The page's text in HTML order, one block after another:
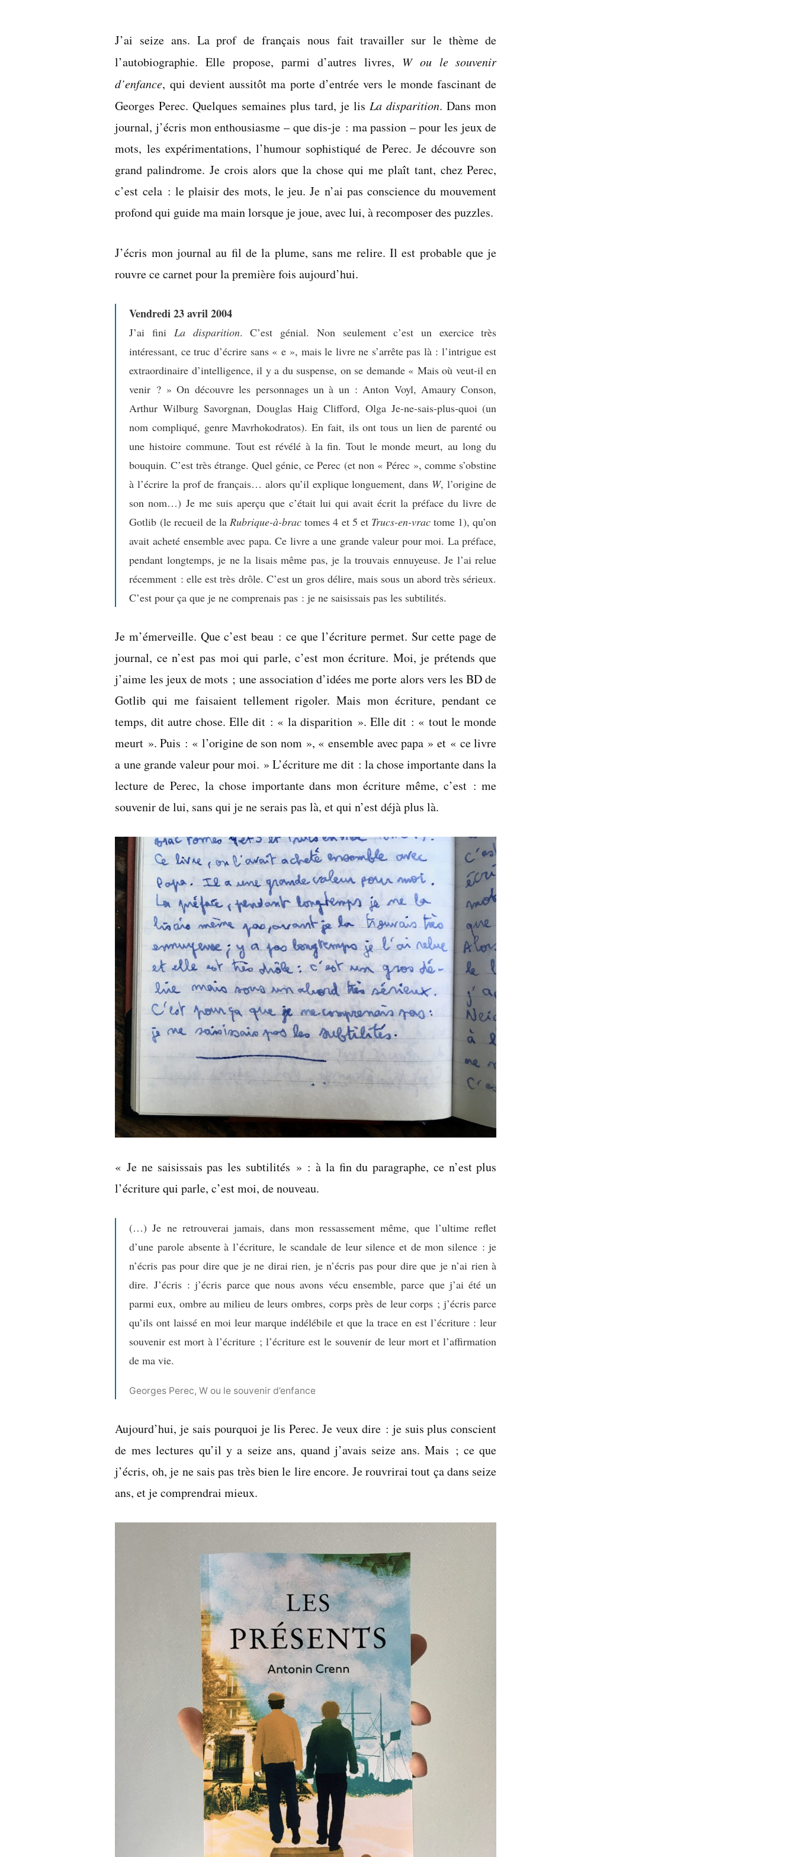
saisissais
subtilités
J’ai seize ans. La prof de français nous fait travailler sur le thème de
l’autobiographie. Elle propose, parmi d’autres livres, W ou le souvenir
d’enfance, qui devient aussitôt ma porte d’entrée vers le monde fascinant de
Georges Perec. Quelques semaines plus tard, je lisLa disparition. Dans mon
journal, j’écris mon enthousiasme – que dis-je : ma passion – pour les jeux de
mots, les expérimentations, l’humour sophistiqué de Perec. Je découvre son
grand palindrome. Je crois alors que la chose qui me plaît tant, chez Perec,
c’est cela : le plaisir des mots, le jeu. Je n’ai pas conscience du mouvement
profond qui guide ma main lorsque je joue, avec lui, à recomposer des puzzles.
J’écris mon journal au fil de la plume, sans me relire. Il est probable que je
rouvre ce carnet pour la première fois aujourd’hui.
Vendredi 23 avril 2004
J’ai fini La disparition. C’est génial. Non seulement c’est un exercice très
intéressant, ce truc d’écrire sans « e », mais le livre ne s’arrête pas là : l’intrigue est
extraordinaire d’intelligence, il y a du suspense, on se demande « Mais où veut-il en
venir ? » On découvre les personnages un à un : Anton Voyl, Amaury Conson,
Arthur Wilburg Savorgnan, Douglas Haig Clifford, Olga Je-ne-sais-plus-quoi (un
nom compliqué, genre Mavrhokodratos). En fait, ils ont tous un lien de parenté ou
une histoire commune. Tout est révélé à la fin. Tout le monde meurt, au long du
bouquin. C’est très étrange. Quel génie, ce Perec (et non « Pérec », comme s’obstine
à l’écrire la prof de français… alors qu’il explique longuement, dans W, l’origine de
son nom…) Je me suis aperçu que c’était lui qui avait écrit la préface du livre de
Gotlib (le recueil de la Rubrique-à-brac tomes 4 et 5 et Trucs-en-vractome 1), qu’on
avait acheté ensemble avec papa. Ce livre a une grande valeur pour moi. La préface,
pendant longtemps, je ne la lisais même pas, je la trouvais ennuyeuse. Je l’ai relue
récemment : elle est très drôle. C’est un gros délire, mais sous un abord très sérieux.
C’est pour ça que je ne comprenais pas : je ne saisissais pas les subtilités.
Je m’émerveille. Que c’est beau : ce que l’écriture permet. Sur cette page de
journal, ce n’est pas moi qui parle, c’est mon écriture. Moi, je prétends que
j’aime les jeux de mots ; une association d’idées me porte alors vers les BD de
Gotlib qui me faisaient tellement rigoler. Mais mon écriture, pendant ce
temps, dit autre chose. Elle dit : « la disparition ». Elle dit : « tout le monde
meurt ». Puis : « l’origine de son nom », « ensemble avec papa » et « ce livre
a une grande valeur pour moi. » L’écriture me dit : la chose importante dans la
lecture de Perec, la chose importante dans mon écriture même, c’est : me
souvenir de lui, sans qui je ne serais pas là, et qui n’est déjà plus là.
« Je ne saisissais pas les subtilités » : à la fin du paragraphe, ce n’est plus
l’écriture qui parle, c’est moi, de nouveau.
(…) Je ne retrouverai jamais, dans mon ressassement même, que l’ultime reflet
d’une parole absente à l’écriture, le scandale de leur silence et de mon silence : je
n’écris pas pour dire que je ne dirai rien, je n’écris pas pour dire que je n’ai rien à
dire. J’écris : j’écris parce que nous avons vécu ensemble, parce que j’ai été un
parmi eux, ombre au milieu de leurs ombres, corps près de leur corps ; j’écris parce
qu’ils ont laissé en moi leur marque indélébile et que la trace en est l’écriture : leur
souvenir est mort à l’écriture ; l’écriture est le souvenir de leur mort et l’affirmation
de ma vie.
Georges Perec, W ou le souvenir d’enfance
Aujourd’hui, je sais pourquoi je lis Perec. Je veux dire : je suis plus conscient
de mes lectures qu’il y a seize ans, quand j’avais seize ans. Mais ; ce que
j’écris, oh, je ne sais pas très bien le lire encore. Je rouvrirai tout ça dans seize
ans, et je comprendrai mieux.